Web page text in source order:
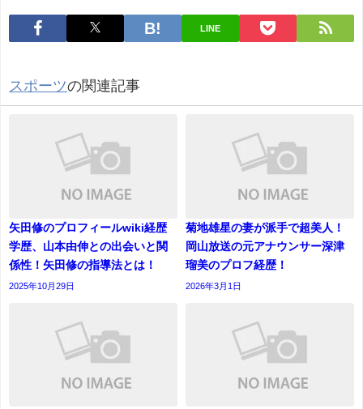
LINE
スポーツの関連記事
矢田修のプロフィールwiki経歴
学歴、山本由伸との出会いと関
係性！矢田修の指導法とは！
2025年10月29日
菊地雄星の妻が派手で超美人！
岡山放送の元アナウンサー深津
瑠美のプロフ経歴！
2026年3月1日